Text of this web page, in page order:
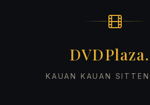
KAUAN KAUAN